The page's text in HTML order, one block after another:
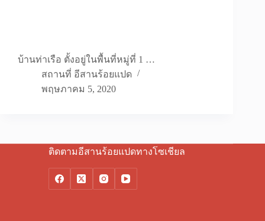
บ้านท่าเรือ ตั้งอยู่ในพื้นที่หมู่ที่ 1 …
สถานที่ อีสานร้อยแปด
พฤษภาคม 5, 2020
ติดตามอีสานร้อยแปดทางโซเชียล